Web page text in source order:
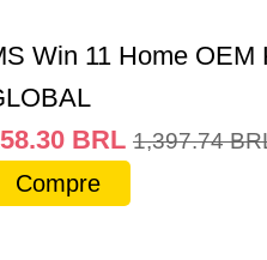
Win 11 Home OEM
BRL 1,397.74
Compre